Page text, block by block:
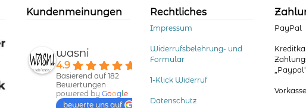
der
Produktseite
gewählt
werden
Kundenmeinungen
wasni
4.9
Basierend auf 182
Bewertungen
powered byGoogle
bewerte uns auf
Rechtliches
Impressum
Widerrufsbelehrung- und
Formular
1-Klick Widerruf
Datenschutz
PayPal
„Paypal“
Vorkasse